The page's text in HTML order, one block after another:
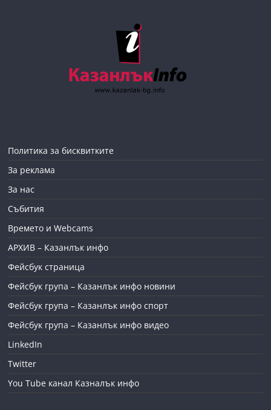
Политика за бисквитките
За реклама
За нас
Събития
Времето и Webcams
АРХИВ – Казанлък инфо
Фейсбук страница
Фейсбук група – Казанлък инфо новини
Фейсбук група – Казанлък инфо спорт
Фейсбук група – Казанлък инфо видео
LinkedIn
Twitter
You Tube канал Казналък инфо